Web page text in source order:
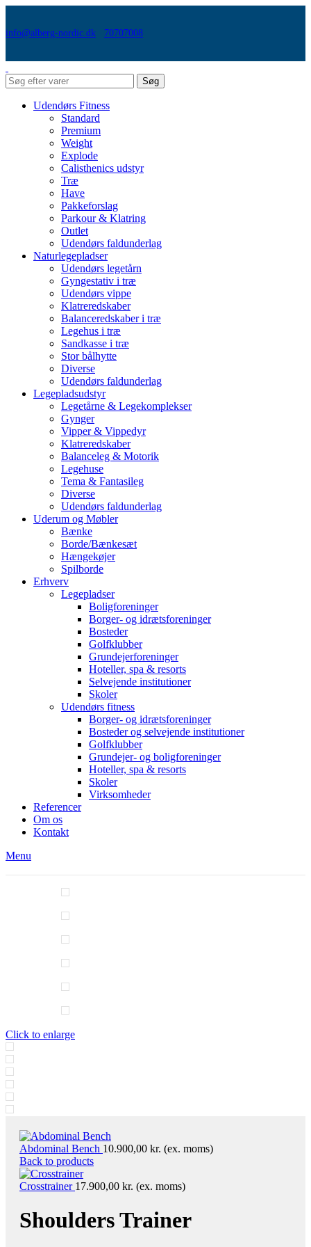
info@alberg-nordic.dk 70707008
Søg
Udendørs Fitness
Standard
Premium
Weight
Explode
Calisthenics udstyr
Træ
Have
Pakkeforslag
Parkour & Klatring
Outlet
Udendørs faldunderlag
Naturlegepladser
Udendørs legetårn
Gyngestativ i træ
Udendørs vippe
Klatreredskaber
Balanceredskaber i træ
Legehus i træ
Sandkasse i træ
Stor bålhytte
Diverse
Udendørs faldunderlag
Legepladsudstyr
Legetårne & Legekomplekser
Gynger
Vipper & Vippedyr
Klatreredskaber
Balanceleg & Motorik
Legehuse
Tema & Fantasileg
Diverse
Udendørs faldunderlag
Uderum og Møbler
Bænke
Borde/Bænkesæt
Hængekøjer
Spilborde
Erhverv
Legepladser
Boligforeninger
Borger- og idrætsforeninger
Bosteder
Golfklubber
Grundejerforeninger
Hoteller, spa & resorts
Selvejende institutioner
Skoler
Udendørs fitness
Borger- og idrætsforeninger
Bosteder og selvejende institutioner
Golfklubber
Grundejer- og boligforeninger
Hoteller, spa & resorts
Skoler
Virksomheder
Referencer
Om os
Kontakt
Menu
Click to enlarge
Abdominal Bench 10.900,00 kr. (ex. moms)
Back to products
​Crosstrainer 17.900,00 kr. (ex. moms)
​Shoulders Trainer